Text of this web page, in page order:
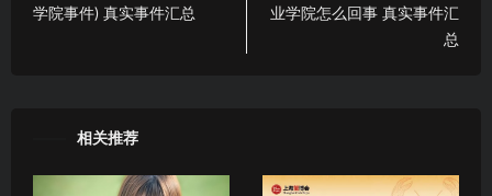
学院事件) 真实事件汇总
业学院怎么回事 真实事件汇
总
相关推荐